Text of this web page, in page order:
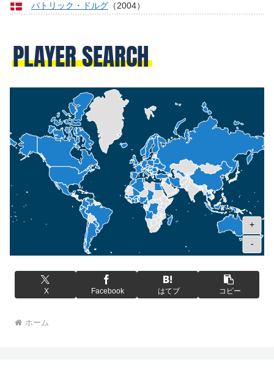
パトリック・ドルグ （2004）
+
-
X Facebook はてブ コピー
ホーム